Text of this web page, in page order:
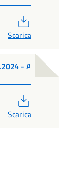
Scarica
- A
Scarica